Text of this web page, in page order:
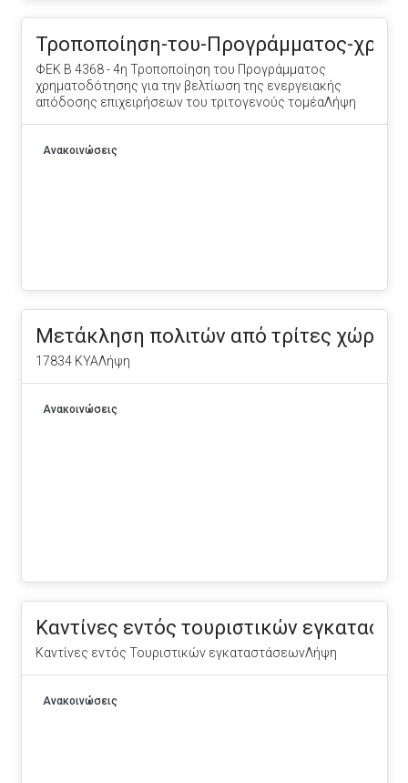
Τροποποίηση-του-Προγράμματος-
ΦΕΚ Β 4368 - 4η Τροποποίηση του Προγράμματος
χρηματοδότησης για την βελτίωση της ενεργειακής
απόδοσης επιχειρήσεων του τριτογενούς τομέαΛήψη
Ανακοινώσεις
Μετάκληση πολιτών από τρίτες χώρες
17834 ΚΥΑΛήψη
Ανακοινώσεις
Καντίνες εντός τουριστικών
Καντίνες εντός Τουριστικών εγκαταστάσεωνΛήψη
Ανακοινώσεις